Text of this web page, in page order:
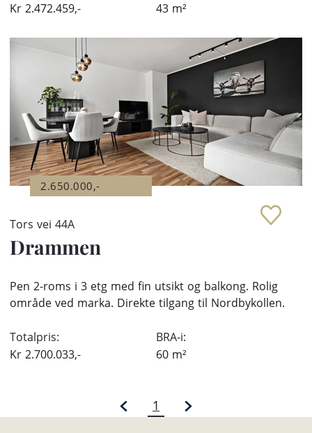
Kr 2.472.459,-
43 m²
2.650.000,-
Tors vei 44A
Drammen
Pen 2-roms i 3 etg med fin utsikt og balkong. Rolig
område ved marka. Direkte tilgang til Nordbykollen.
Totalpris:
Kr 2.700.033,-
BRA-i:
60 m²
1